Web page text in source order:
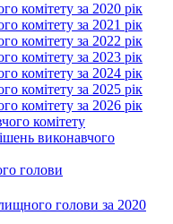
комітету за 2020 рік
комітету за 2021 рік
комітету за 2022 рік
комітету за 2023 рік
комітету за 2024 рік
комітету за 2025 рік
комітету за 2026 рік
комітету
виконавчого
голови
голови за 2020